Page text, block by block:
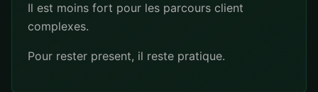
Il est moins fort pour les parcours client
complexes.
Pour rester present, il reste pratique.